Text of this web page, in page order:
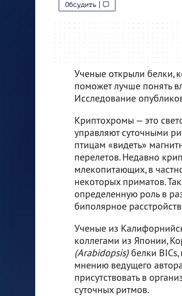
Обсудить
Ученые открыли белки,
поможет лучше понять
Исследование
Криптохромы — это
управляют суточными
птицам «видеть»
перелетов. Недавно
млекопитающих, в
некоторых приматов.
определенную роль в
биполярное
Ученые из
коллегами из Японии,
(Arabidopsis) белки
мнению ведущего
присутствовать в
суточных ритмов.